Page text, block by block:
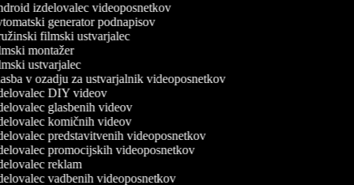
izdelovalec videoposnetkov
generator podnapisov
filmski ustvarjalec
montažer
ustvarjalec
v ozadju za ustvarjalnik videoposnetkov
DIY videov
glasbenih videov
komičnih videov
predstavitvenih videoposnetkov
promocijskih videoposnetkov
reklam
vadbenih videoposnetkov